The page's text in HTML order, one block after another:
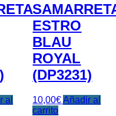
al
ESTRO
BLAU
ROYAL
(DP3231)
10,00€ Añadir al
carrito